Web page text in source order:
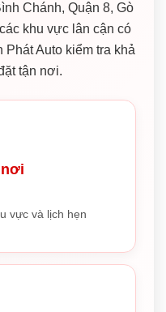
Chánh, Quận 8, Gò
khu vực lân cận có
Auto kiểm tra khả
tận nơi.
vực và lịch hẹn